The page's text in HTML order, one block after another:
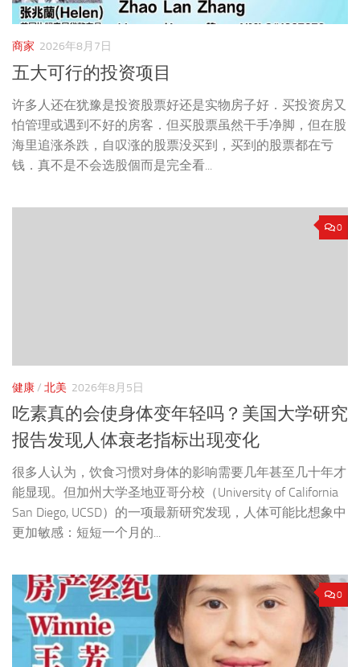
商家 2026年8月7日
五大可行的投资项目
许多人还在犹豫是投资股票好还是实物房子好．买投资房又
怕管理或遇到不好的房客．但买股票虽然干手净脚，但在股
海里追涨杀跌，自叹涨的股票没买到，买到的股票都在亏
钱．真不是不会选股個而是完全看...
0
健康/ 北美 2026年8月5日
吃素真的会使身体变年轻吗？美国大学研究
报告发现人体衰老指标出现变化
很多人认为，饮食习惯对身体的影响需要几年甚至几十年才
能显现。但加州大学圣地亚哥分校（University of California
San Diego, UCSD）的一项最新研究发现，人体可能比想象中
更加敏感：短短一个月的...
0